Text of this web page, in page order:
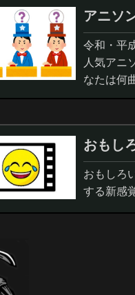
アニソ
令和・平
人気アニ
なたは何
おもし
おもしろ
する新感